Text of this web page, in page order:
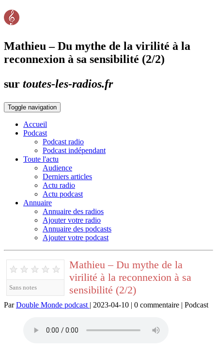
Mathieu – Du mythe de la virilité à la
reconnexion à sa sensibilité (2/2)
sur toutes-les-radios.fr
Toggle navigation
Accueil
Podcast
Podcast radio
Podcast indépendant
Toute l'actu
Audience
Derniers articles
Actu radio
Actu podcast
Annuaire
Annuaire des radios
Ajouter votre radio
Annuaire des podcasts
Ajouter votre podcast
★ ★ ★ ★ ★
Sans notes
Mathieu – Du mythe de la
virilité à la reconnexion à sa
sensibilité (2/2)
ParDouble Monde podcast | 2023-04-10 | 0 commentaire | Podcast